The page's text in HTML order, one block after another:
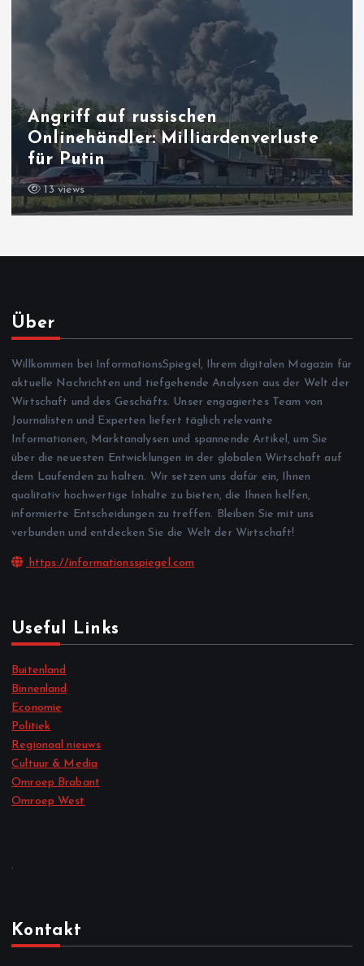
Angriff auf russischen
Onlinehändler: Milliardenverluste
für Putin
13 views
Über
Willkommen bei InformationsSpiegel, Ihrem digitalen Magazin für
aktuelle Nachrichten und tiefgehende Analysen aus der Welt der
Wirtschaft und des Geschäfts. Unser engagiertes Team von
Journalisten und Experten liefert täglich relevante
Informationen, Marktanalysen und spannende Artikel, um Sie
über die neuesten Entwicklungen in der globalen Wirtschaft auf
dem Laufenden zu halten. Wir setzen uns dafür ein, Ihnen
qualitativ hochwertige Inhalte zu bieten, die Ihnen helfen,
informierte Entscheidungen zu treffen. Bleiben Sie mit uns
verbunden und entdecken Sie die Welt der Wirtschaft!
https://informationsspiegel.com
Useful Links
Buitenland
Binnenland
Economie
Politiek
Regionaal nieuws
Cultuur & Media
Omroep Brabant
Omroep West
.
Kontakt